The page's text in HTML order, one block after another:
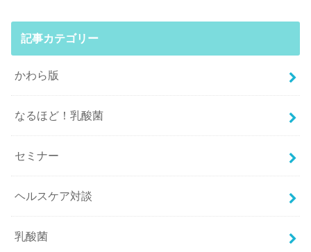
記事カテゴリー
かわら版
なるほど！乳酸菌
セミナー
ヘルスケア対談
乳酸菌